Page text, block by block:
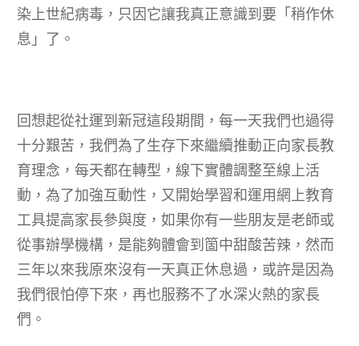
染上世紀病毒，只因它讓我真正意識到要「稍作休
息」了。
回想起從社運到新冠這段期間，每一天我們也過得
十分艱苦，我們為了生存下來繼續推動正向家長教
育理念，每天都在轉型，線下實體調整至線上活
動，為了加強互動性，又開始學習和運用網上教育
工具提高家長參與度，如果你有一些朋友是老師或
從事辦學機構，是能夠體會到箇中甜酸苦辣，然而
三年以來我原來沒有一天真正休息過，或許是因為
我們很怕停下來，再也服務不了水深火熱的家長
們。